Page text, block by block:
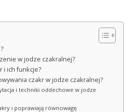
w jodze czakralnej?
i ich funkcje?
czakr w jodze czakralnej?
i techniki oddechowe w jodze
i poprawiają równowagę